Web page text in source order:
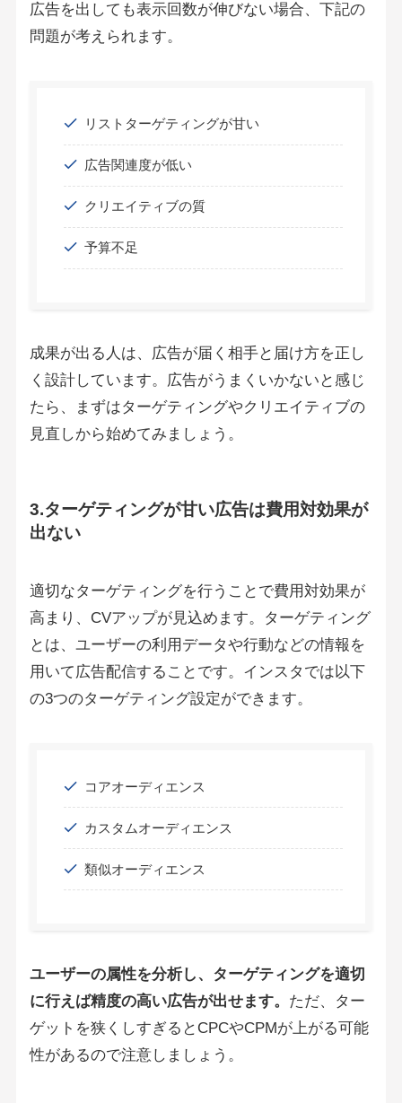
広告を出しても表示回数が伸びない場合、下記の
問題が考えられます。
リストターゲティングが甘い
広告関連度が低い
クリエイティブの質
予算不足
成果が出る人は、広告が届く相手と届け方を正し
く設計しています。広告がうまくいかないと感じ
たら、まずはターゲティングやクリエイティブの
見直しから始めてみましょう。
3.ターゲティングが甘い広告は費用対効果が
出ない
適切なターゲティングを行うことで費用対効果が
高まり、CVアップが見込めます。ターゲティング
とは、ユーザーの利用データや行動などの情報を
用いて広告配信することです。インスタでは以下
の3つのターゲティング設定ができます。
コアオーディエンス
カスタムオーディエンス
類似オーディエンス
ユーザーの属性を分析し、ターゲティングを適切
に行えば精度の高い広告が出せます。 ただ、ター
ゲットを狭くしすぎるとCPCやCPMが上がる可能
性があるので注意しましょう。